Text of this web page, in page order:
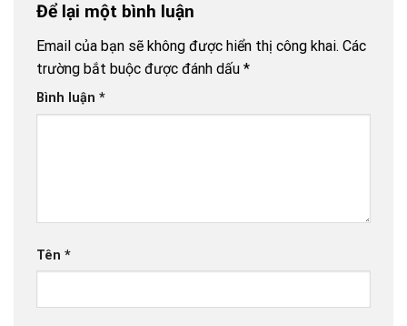
Để lại một bình luận
Email của bạn sẽ không được hiển thị công khai. Các
trường bắt buộc được đánh dấu *
Bình luận *
Tên *